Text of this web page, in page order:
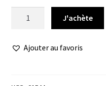
d'oreille
J'achète
Ajouter au favoris